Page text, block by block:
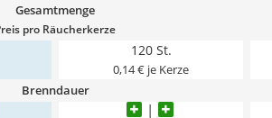
Gesamtmenge
pro Räucherkerze
120 St.
0,14 € je Kerze
Brenndauer